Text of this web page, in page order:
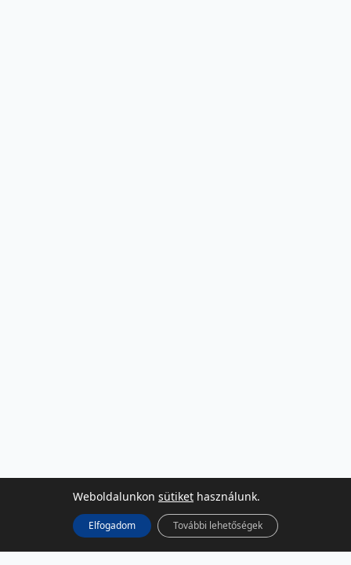
Weboldalunkon sütiket használunk.
Elfogadom További lehetőségek